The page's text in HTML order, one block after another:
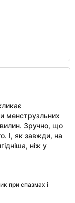
менструальних
Зручно, що
І, як завжди, на
ніж у
при спазмах і